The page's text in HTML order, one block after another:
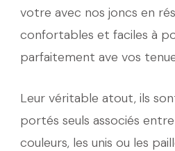
votre avec nos joncs en
confortables et faciles à
parfaitement ave vos
Leur véritable atout, ils
portés seuls associés
couleurs, les unis ou les